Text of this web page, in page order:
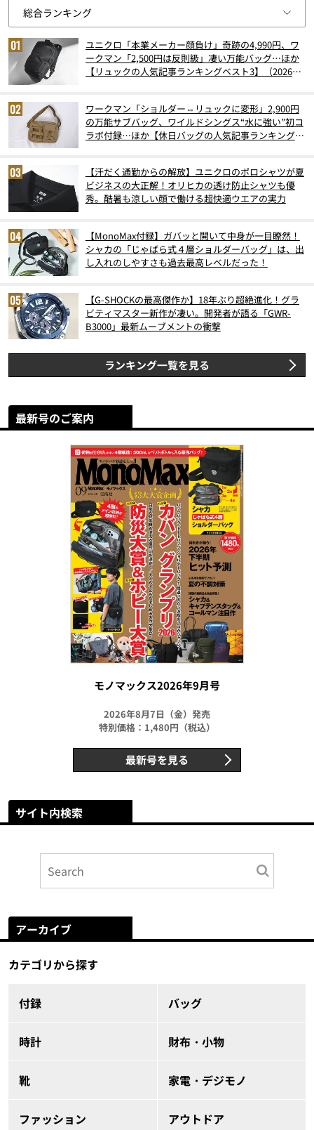
ユニクロ「本業メーカー顔負け」奇跡の4,990円、ワ
ークマン「2,500円は反則級」凄い万能バッグ…ほか
【リュックの人気記事ランキングベスト3】（2026年
ワークマン「ショルダー⇔リュックに変形」2,900円
の万能サブバッグ、ワイルドシングス“水に強い”初コ
ラボ付録…ほか【休日バッグの人気記事ランキングベ
【汗だく通勤からの解放】ユニクロのポロシャツが夏
ビジネスの大正解！オリヒカの透け防止シャツも優
秀。酷暑も涼しい顔で働ける超快適ウエアの実力
【MonoMax付録】ガバッと開いて中身が一目瞭然！
シャカの「じゃばら式４層ショルダーバッグ」は、出
し入れのしやすさも過去最高レベルだった！
【G-SHOCKの最高傑作か】18年ぶり超絶進化！グラ
ビティマスター新作が凄い。開発者が語る「GWR-
B3000」最新ムーブメントの衝撃
ランキング一覧を見る
最新号のご案内
モノマックス2026年9月号
2026年8月7日（金）発売
特別価格：1,480円（税込）
最新号を見る
サイト内検索
アーカイブ
カテゴリから探す
付録 バッグ
時計 財布・小物
靴 家電・デジモノ
ファッション アウトドア